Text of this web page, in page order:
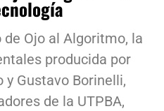
Ojo al Algoritmo, la
producida por
y Gustavo Borinelli,
de la UTPBA,